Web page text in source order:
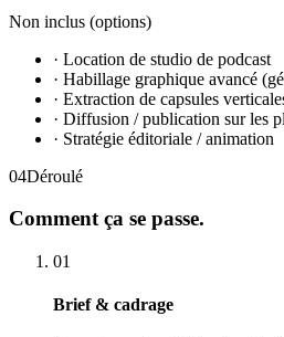
Non inclus (options)
· Location de studio de podcast
· Habillage graphique avancé
· Extraction de capsules
· Diffusion / publication sur les
· Stratégie éditoriale / animation
04Déroulé
Commentça se passe.
01
Brief & cadrage